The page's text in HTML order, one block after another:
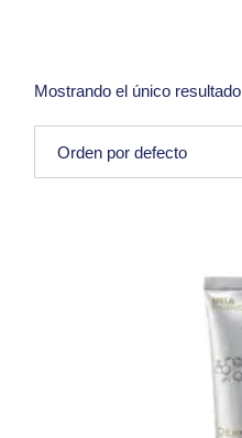
Mostrando el único resultado